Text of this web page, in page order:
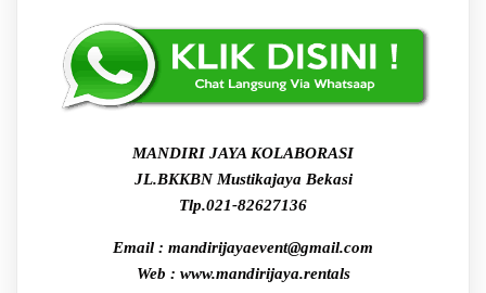
MANDIRI JAYA KOLABORASI
JL.BKKBN Mustikajaya Bekasi
Tlp.021-82627136
Email : mandirijayaevent@gmail.com
Web : www.mandirijaya.rentals